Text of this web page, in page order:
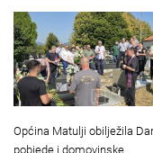
Općina Matulji obilježila
pobjede i domovinske